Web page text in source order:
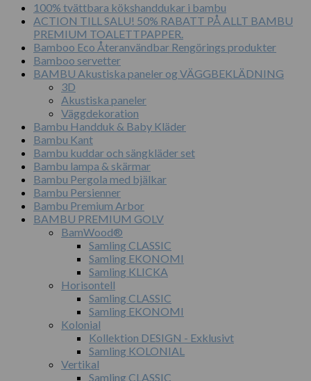
100% tvättbara kökshanddukar i bambu
ACTION TILL SALU! 50% RABATT PÅ ALLT BAMBU
PREMIUM TOALETTPAPPER.
Bamboo Eco Återanvändbar Rengörings produkter
Bamboo servetter
BAMBU Akustiska paneler og VÄGGBEKLÄDNING
3D
Akustiska paneler
Väggdekoration
Bambu Handduk & Baby Kläder
Bambu Kant
Bambu kuddar och sängkläder set
Bambu lampa & skärmar
Bambu Pergola med bjälkar
Bambu Persienner
Bambu Premium Arbor
BAMBU PREMIUM GOLV
BamWood®
Samling CLASSIC
Samling EKONOMI
Samling KLICKA
Horisontell
Samling CLASSIC
Samling EKONOMI
Kolonial
Kollektion DESIGN - Exklusivt
Samling KOLONIAL
Vertikal
Samling CLASSIC